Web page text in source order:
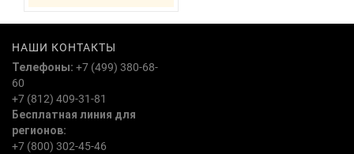
НАШИ КОНТАКТЫ
Телефоны: +7 (499) 380-68-
60
+7 (812) 409-31-81
Бесплатная линия для
регионов:
+7 (800) 302-45-46